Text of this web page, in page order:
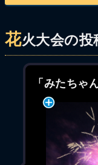
花火大会の投
「みたちゃ